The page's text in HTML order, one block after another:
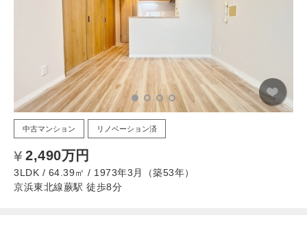
中古マンション リノベーション済
2,490万円
3LDK / 64.39㎡ / 1973年3月（築53年）
京浜東北線蕨駅 徒歩8分